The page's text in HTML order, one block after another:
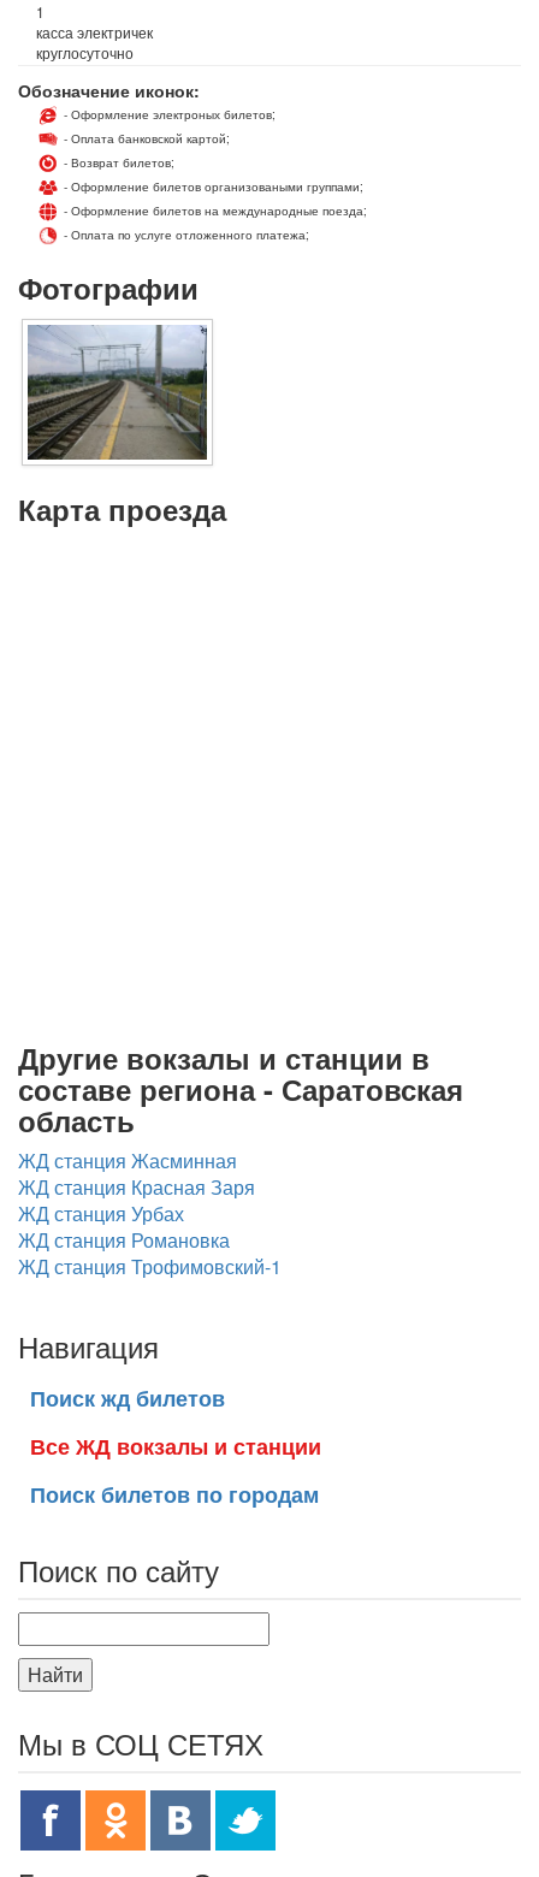
1
касса электричек
круглосуточно
Обозначение иконок:
- Оформление электроных билетов;
- Оплата банковской картой;
- Возврат билетов;
- Оформление билетов организоваными группами;
- Оформление билетов на международные поезда;
- Оплата по услуге отложенного платежа;
Фотографии
Карта проезда
Другие вокзалы и станции в
составе региона - Саратовская
область
ЖД станция Жасминная
ЖД станция Красная Заря
ЖД станция Урбах
ЖД станция Романовка
ЖД станция Трофимовский-1
Навигация
Поиск жд билетов
Все ЖД вокзалы и станции
Поиск билетов по городам
Поиск по сайту
Найти
Мы в СОЦ СЕТЯХ